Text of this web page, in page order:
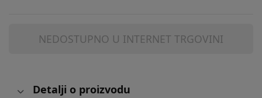
NEDOSTUPNO U INTERNET TRGOVINI
Detalji o proizvodu